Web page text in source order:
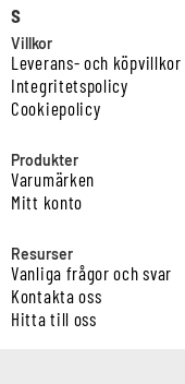
s
Villkor
Leverans- och köpvillkor
Integritetspolicy
Cookiepolicy
Produkter
Varumärken
Mitt konto
Resurser
Vanliga frågor och svar
Kontakta oss
Hitta till oss